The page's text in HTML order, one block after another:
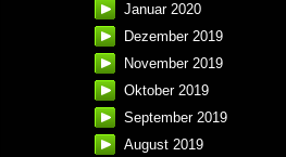
Januar 2020
Dezember 2019
November 2019
Oktober 2019
September 2019
August 2019